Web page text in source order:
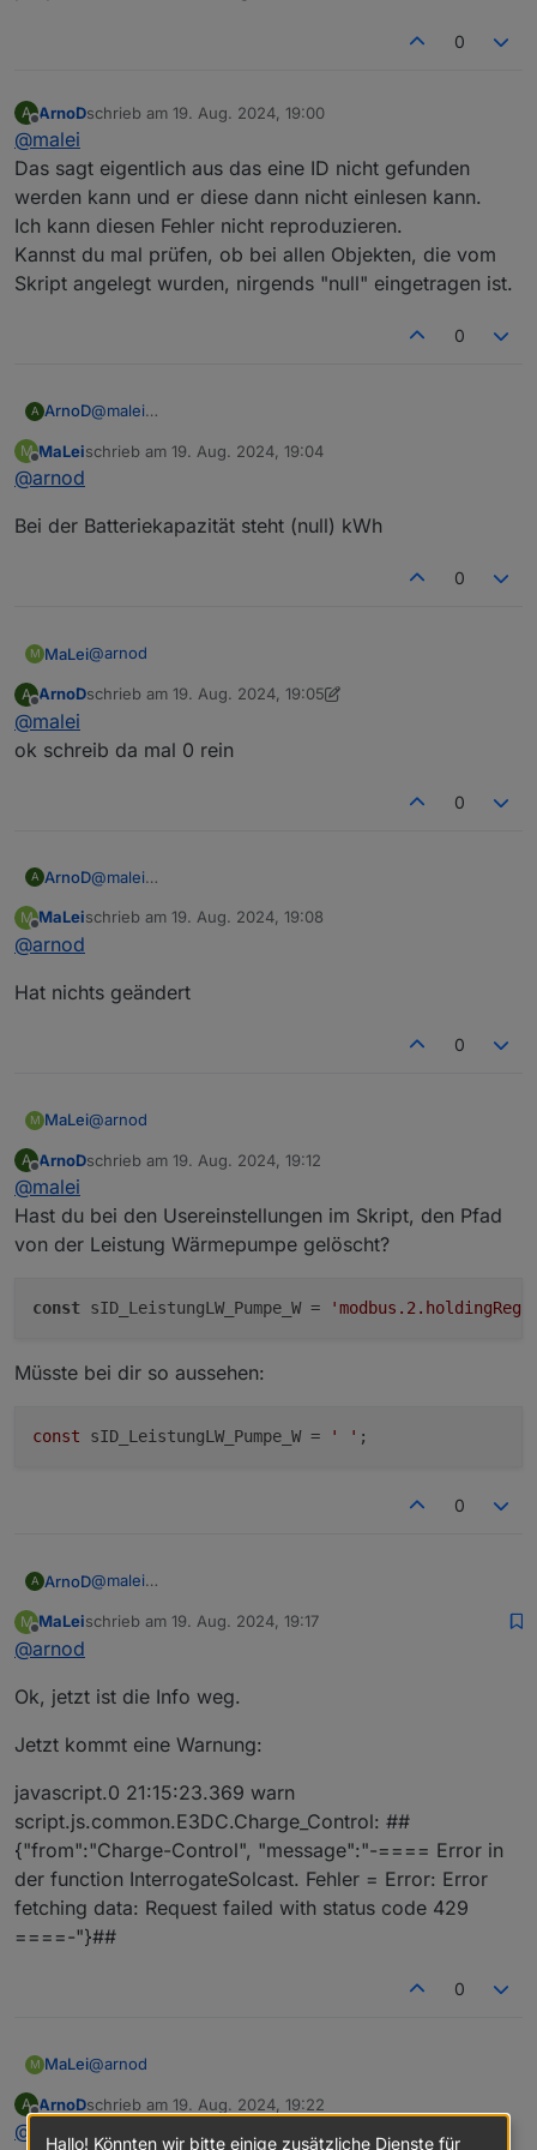
0
A
Offline
ArnoDschrieb am 19. Aug. 2024, 19:00
zuletzt editiert von
@malei
Das sagt eigentlich aus das eine ID nicht gefunden
werden kann und er diese dann nicht einlesen kann.
Ich kann diesen Fehler nicht reproduzieren.
Kannst du mal prüfen, ob bei allen Objekten, die vom
Skript angelegt wurden, nirgends "null" eingetragen ist.
0
A ArnoD@malei
werden kann und er diese dann nicht einlesen kann.
Skript angelegt wurden, nirgends "null" eingetragen ist.
M
Offline
MaLeischrieb am 19. Aug. 2024, 19:04
zuletzt editiert von
@arnod
Bei der Batteriekapazität steht (null) kWh
0
M MaLei@arnod
Bei der Batteriekapazität steht (null) kWh
A
Offline
ArnoDschrieb am 19. Aug. 2024, 19:05
zuletzt editiert von ArnoD
@malei
ok schreib da mal 0 rein
0
A ArnoD@malei
M
Offline
MaLeischrieb am 19. Aug. 2024, 19:08
zuletzt editiert von
@arnod
Hat nichts geändert
0
M MaLei@arnod
Hat nichts geändert
A
Offline
ArnoDschrieb am 19. Aug. 2024, 19:12
zuletzt editiert von
@malei
Hast du bei den Usereinstellungen im Skript, den Pfad
von der Leistung Wärmepumpe gelöscht?
const sID_LeistungLW_Pumpe_W =
Müsste bei dir so aussehen:
const sID_LeistungLW_Pumpe_W = ' '
0
A ArnoD@malei
von der Leistung Wärmepumpe gelöscht?
M
Offline
MaLeischrieb am 19. Aug. 2024, 19:17
zuletzt editiert von
@arnod
Ok, jetzt ist die Info weg.
Jetzt kommt eine Warnung:
javascript.0 21:15:23.369 warn
script.js.common.E3DC.Charge_Control: ##
{"from":"Charge-Control", "message":"-==== Error in
der function InterrogateSolcast. Fehler = Error: Error
fetching data: Request failed with status code 429
====-"}##
0
M MaLei@arnod
Ok, jetzt ist die Info weg.
A
Offline
ArnoDschrieb am 19. Aug. 2024, 19:22
zuletzt editiert von
@
malei
Hallo! Könnten wir bitte einige zusätzliche Dienste für